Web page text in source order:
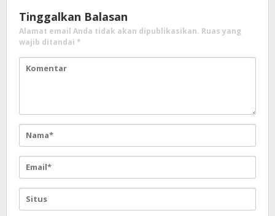
Tinggalkan Balasan
Alamat email Anda tidak akan dipublikasikan. Ruas yang
wajib ditandai *